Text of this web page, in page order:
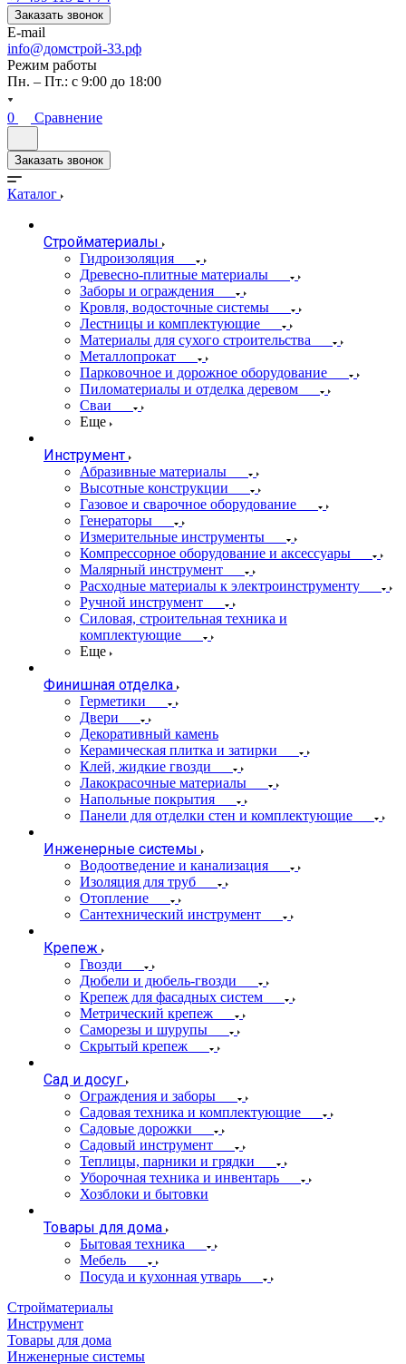
Заказать звонок
E-mail
info@домстрой-33.рф
Режим работы
Пн. – Пт.: с 9:00 до 18:00
0 Сравнение
Заказать звонок
Каталог
Стройматериалы
Гидроизоляция
Древесно-плитные материалы
Заборы и ограждения
Кровля, водосточные системы
Лестницы и комплектующие
Материалы для сухого строительства
Металлопрокат
Парковочное и дорожное оборудование
Пиломатериалы и отделка деревом
Сваи
Еще
Инструмент
Абразивные материалы
Высотные конструкции
Газовое и сварочное оборудование
Генераторы
Измерительные инструменты
Компрессорное оборудование и аксессуары
Малярный инструмент
Расходные материалы к электроинструменту
Ручной инструмент
Силовая, строительная техника и
комплектующие
Еще
Финишная отделка
Герметики
Двери
Декоративный камень
Керамическая плитка и затирки
Клей, жидкие гвозди
Лакокрасочные материалы
Напольные покрытия
Панели для отделки стен и комплектующие
Инженерные системы
Водоотведение и канализация
Изоляция для труб
Отопление
Сантехнический инструмент
Крепеж
Гвозди
Дюбели и дюбель-гвозди
Крепеж для фасадных систем
Метрический крепеж
Саморезы и шурупы
Скрытый крепеж
Сад и досуг
Ограждения и заборы
Садовая техника и комплектующие
Садовые дорожки
Садовый инструмент
Теплицы, парники и грядки
Уборочная техника и инвентарь
Хозблоки и бытовки
Товары для дома
Бытовая техника
Мебель
Посуда и кухонная утварь
Стройматериалы
Инструмент
Товары для дома
Инженерные системы